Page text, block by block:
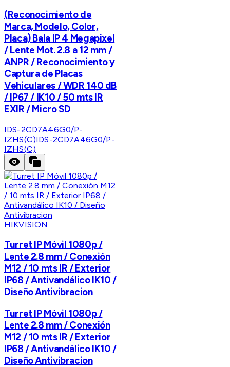
(Reconocimiento de
Marca, Modelo, Color,
Placa) Bala IP 4 Megapixel
/ Lente Mot. 2.8 a 12 mm /
ANPR / Reconocimiento y
Captura de Placas
Vehiculares / WDR 140 dB
/ IP67 / IK10 / 50 mts IR
EXIR / Micro SD
IDS-2CD7A46G0/P-
IZHS(C)IDS-2CD7A46G0/P-
IZHS(C)
HIKVISION
Turret IP Móvil 1080p /
Lente 2.8 mm / Conexión
M12 / 10 mts IR / Exterior
IP68 / Antivandálico IK10 /
Diseño Antivibracion
Turret IP Móvil 1080p /
Lente 2.8 mm / Conexión
M12 / 10 mts IR / Exterior
IP68 / Antivandálico IK10 /
Diseño Antivibracion